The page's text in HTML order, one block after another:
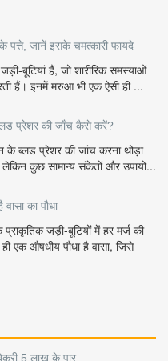
पत्ते, जानें इसके चमत्कारी फायदे
बूटियां हैं, जो शारीरिक समस्याओं
हैं। इनमें मरुआ भी एक ऐसी ही ...
प्रेशर की जाँच कैसे करें?
के ब्लड प्रेशर की जांच करना थोड़ा
लेकिन कुछ सामान्य संकेतों और उपायो...
का पौधा
जड़ी-बूटियों में हर मर्ज की
ही एक औषधीय पौधा है वासा, जिसे
5 लाख के पार